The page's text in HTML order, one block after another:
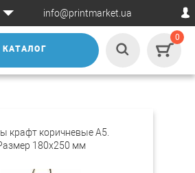
info@printmarket.ua
КАТАЛОГ
0
крафт коричневые A5.
180х250 мм